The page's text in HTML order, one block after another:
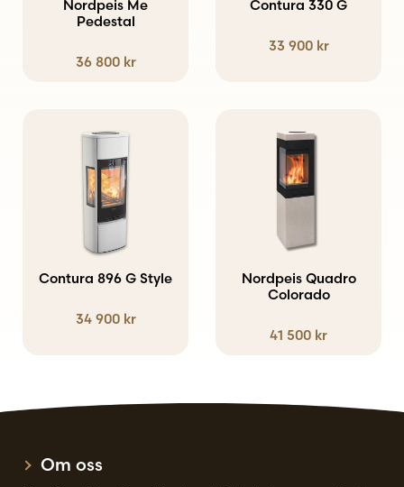
Nordpeis Me
Pedestal
36 800 kr
väljas
produktsidan
Contura 330 G
33 900 kr
Contura 896 G Style
34 900 kr
produkten
varianter.
väljas
produktsidan
Nordpeis Quadro
Colorado
41 500 kr
Om oss